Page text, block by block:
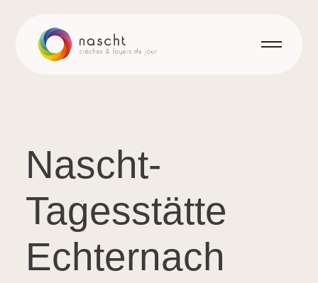
Nascht-
Tagesstätte
Echternach